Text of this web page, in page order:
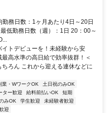
ませんか！未経験者大歓迎！年
務日数：1ヶ月あたり4日～20日
低勤務日数（週）：1日 20：00～
トデビューを！未経験から安
高水準の高日給で効率抜群！＜
ろん これから迎える連休などに
業・WワークOK
土日祝のみOK
ター歓迎 給料前払いOK
短期
みOK 学生歓迎
未経験者歓迎
迎